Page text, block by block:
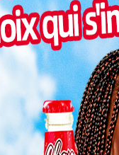
exorbitantes pour
tarifs
voyageurs